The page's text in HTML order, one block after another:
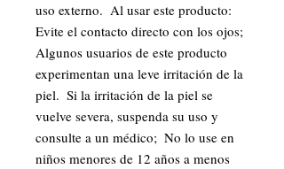
uso externo.  Al usar este producto:
Evite el contacto directo con los ojos;
Algunos usuarios de este producto
experimentan una leve irritación de la
piel.  Si la irritación de la piel se
vuelve severa, suspenda su uso y
consulte a un médico;  No lo use en
niños menores de 12 años a menos